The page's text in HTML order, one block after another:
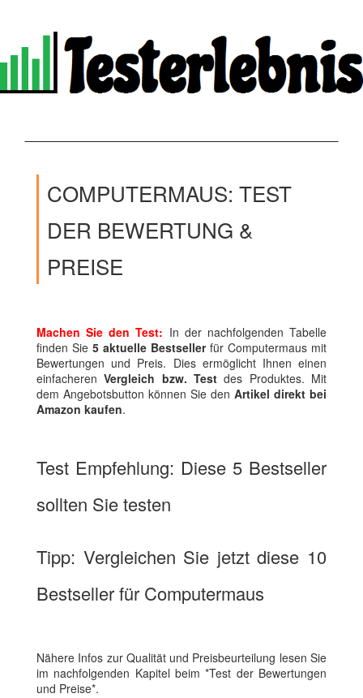
COMPUTERMAUS: TEST
DER BEWERTUNG &
PREISE
Machen Sie den Test: In der nachfolgenden Tabelle
finden Sie 5 aktuelle Bestsellerfür Computermaus mit
Bewertungen und Preis. Dies ermöglicht Ihnen einen
einfacherenVergleich bzw. Test des Produktes. Mit
dem Angebotsbutton können Sie den Artikel direkt bei
Amazon kaufen.
Test Empfehlung: Diese 5 Bestseller
sollten Sie testen
Tipp: Vergleichen Sie jetzt diese 10
Bestseller für Computermaus
Nähere Infos zur Qualität und Preisbeurteilung lesen Sie
im nachfolgenden Kapitel beim *Test der Bewertungen
und Preise*.